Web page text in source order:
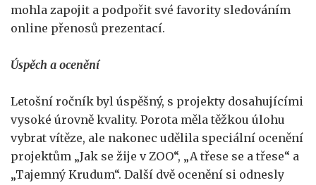
mohla zapojit a podpořit své favority sledováním
online přenosů prezentací.
Úspěch a ocenění
Letošní ročník byl úspěšný, s projekty dosahujícími
vysoké úrovně kvality. Porota měla těžkou úlohu
vybrat vítěze, ale nakonec udělila speciální ocenění
projektům „Jak se žije v ZOO“, „A třese se a třese“ a
„Tajemný Krudum“. Další dvě ocenění si odnesly